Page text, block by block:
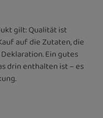
gilt: Qualität ist
auf die Zutaten, die
Ein gutes
drin enthalten ist – es